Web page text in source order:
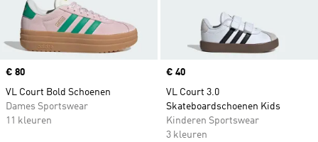
Price
€ 80
VL Court Bold Schoenen
Dames Sportswear
11 kleuren
Price
€ 40
VL Court 3.0
Skateboardschoenen Kids
Kinderen Sportswear
3 kleuren